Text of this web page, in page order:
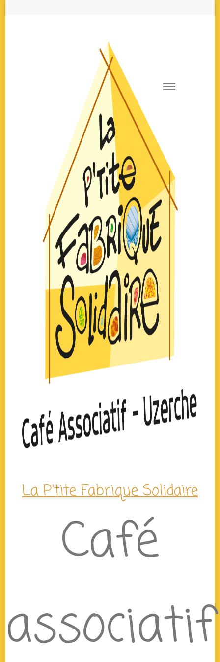
La P'tite Fabrique Solidaire
Café
associatif